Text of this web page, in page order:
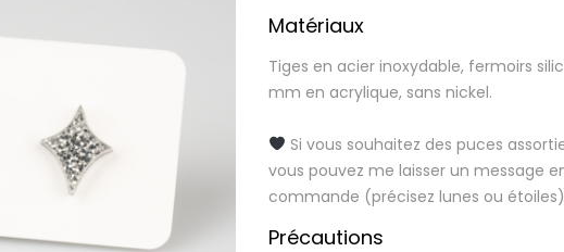
Matériaux
Tiges en acier inoxydable, fermoirs
mm en acrylique, sans nickel.
Si vous souhaitez des puces
vous pouvez me laisser un message
commande (précisez lunes ou
Précautions